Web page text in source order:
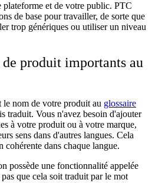
plateforme et de votre public. PTC
de base pour travailler, de sorte que
trop génériques ou utiliser un niveau
produit importants au
nom de votre produit au glossaire
traduit. Vous n'avez besoin d'ajouter
à votre produit ou à votre marque,
sens dans d'autres langues. Cela
cohérente dans chaque langue.
possède une fonctionnalité appelée
que cela soit traduit par le mot